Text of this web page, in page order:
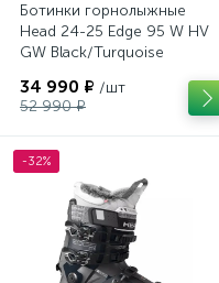
Ботинки горнолыжные
Head 24-25 Edge 95 W HV
GW Black/Turquoise
34 990 ₽ /шт
52 990 ₽
-32%